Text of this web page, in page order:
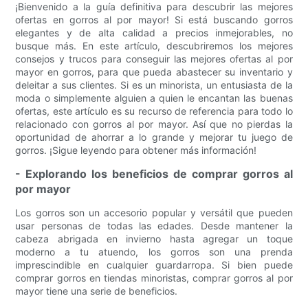
¡Bienvenido a la guía definitiva para descubrir las mejores
ofertas en gorros al por mayor! Si está buscando gorros
elegantes y de alta calidad a precios inmejorables, no
busque más. En este artículo, descubriremos los mejores
consejos y trucos para conseguir las mejores ofertas al por
mayor en gorros, para que pueda abastecer su inventario y
deleitar a sus clientes. Si es un minorista, un entusiasta de la
moda o simplemente alguien a quien le encantan las buenas
ofertas, este artículo es su recurso de referencia para todo lo
relacionado con gorros al por mayor. Así que no pierdas la
oportunidad de ahorrar a lo grande y mejorar tu juego de
gorros. ¡Sigue leyendo para obtener más información!
- Explorando los beneficios de comprar gorros al
por mayor
Los gorros son un accesorio popular y versátil que pueden
usar personas de todas las edades. Desde mantener la
cabeza abrigada en invierno hasta agregar un toque
moderno a tu atuendo, los gorros son una prenda
imprescindible en cualquier guardarropa. Si bien puede
comprar gorros en tiendas minoristas, comprar gorros al por
mayor tiene una serie de beneficios.